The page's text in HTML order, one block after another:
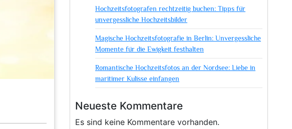
Hochzeitsfotografen rechtzeitig buchen: Tipps für
unvergessliche Hochzeitsbilder
Magische Hochzeitsfotografie in Berlin: Unvergessliche
Momente für die Ewigkeit festhalten
Romantische Hochzeitsfotos an der Nordsee: Liebe in
maritimer Kulisse einfangen
Neueste Kommentare
Es sind keine Kommentare vorhanden.